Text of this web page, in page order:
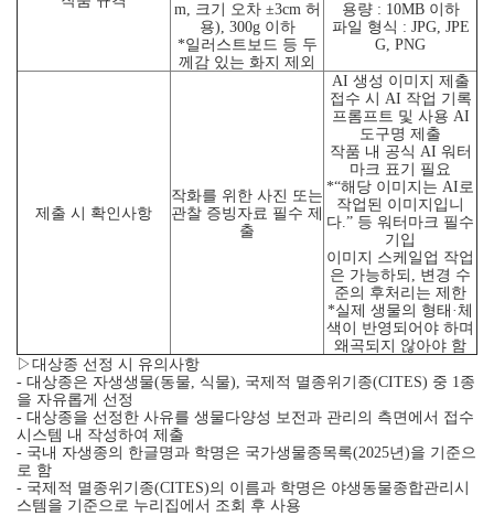
m, 크기 오차 ±3cm 허
용), 300g 이하
*일러스트보드 등 두
께감 있는 화지 제외
용량 : 10MB 이하
파일 형식 : JPG, JPE
G, PNG
제출 시 확인사항
작화를 위한 사진 또는
관찰 증빙자료 필수 제
출
AI 생성 이미지 제출
접수 시 AI 작업 기록
프롬프트 및 사용 AI
도구명 제출
작품 내 공식 AI 워터
마크 표기 필요
*“해당 이미지는 AI로
작업된 이미지입니
다.” 등 워터마크 필수
기입
이미지 스케일업 작업
은 가능하되, 변경 수
준의 후처리는 제한
*실제 생물의 형태·체
색이 반영되어야 하며
왜곡되지 않아야 함
▷대상종 선정 시 유의사항
- 대상종은 자생생물(동물, 식물), 국제적 멸종위기종(CITES) 중 1종
을 자유롭게 선정
- 대상종을 선정한 사유를 생물다양성 보전과 관리의 측면에서 접수
시스템 내 작성하여 제출
- 국내 자생종의 한글명과 학명은 국가생물종목록(2025년)을 기준으
로 함
- 국제적 멸종위기종(CITES)의 이름과 학명은 야생동물종합관리시
스템을 기준으로 누리집에서 조회 후 사용